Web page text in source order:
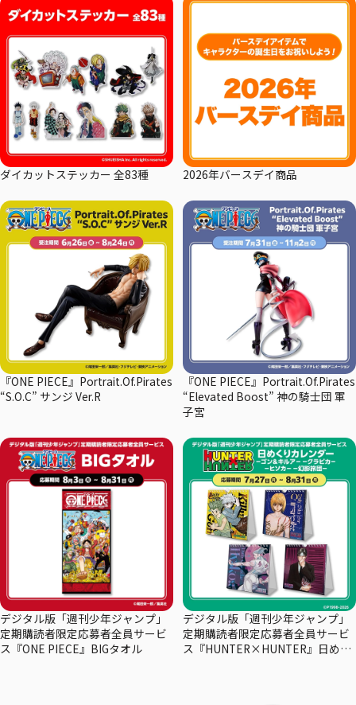
ダイカットステッカー 全83種 2026年バースデイ商品
『ONE PIECE』Portrait.Of.Pirates
“S.O.C” サンジ Ver.R
『ONE PIECE』Portrait.Of.Pirates
“Elevated Boost” 神の騎士団 軍
子宮
デジタル版「週刊少年ジャンプ」
定期購読者限定応募者全員サービ
ス『ONE PIECE』BIGタオル
デジタル版「週刊少年ジャンプ」
定期購読者限定応募者全員サービ
ス『HUNTER×HUNTER』日めく